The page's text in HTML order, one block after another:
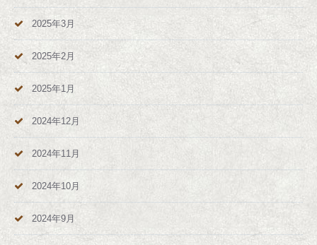
2025年3月
2025年2月
2025年1月
2024年12月
2024年11月
2024年10月
2024年9月